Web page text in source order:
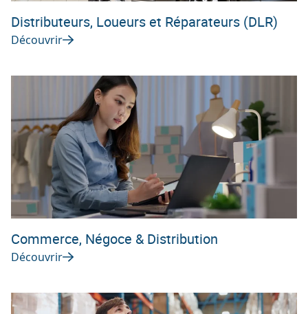
Distributeurs, Loueurs et Réparateurs (DLR)
Découvrir
Commerce, Négoce & Distribution
Découvrir